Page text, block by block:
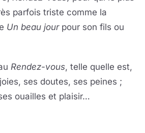
parfois triste comme la
Un beau jourpour son fils ou
Rendez-vous, telle quelle est,
ses doutes, ses peines ;
ouailles et plaisir…